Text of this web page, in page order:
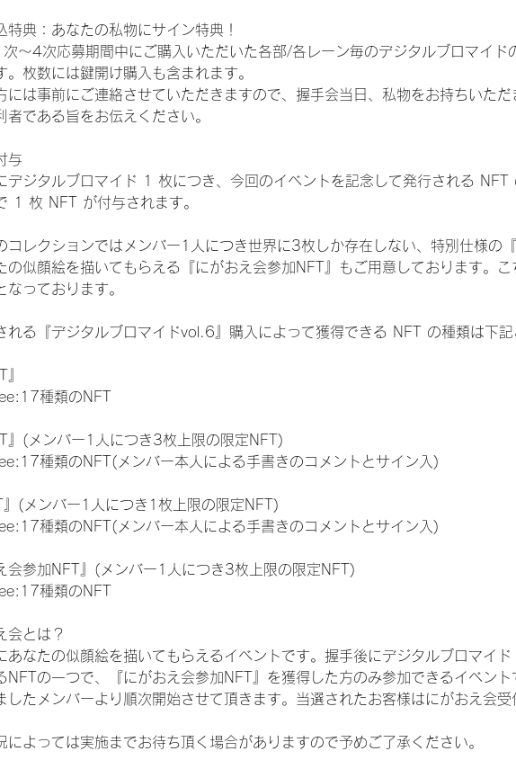
典：あなたの私物にサイン特典！
〜4次応募期間中にご購入いただいた各部/各レーン毎のデジタルブロマイド
。枚数には鍵開け購入も含まれます。
には事前にご連絡させていただきますので、握手会当日、私物をお持ちいた
者である旨をお伝えください。
与
デジタルブロマイド 1 枚につき、今回のイベントを記念して発行される NFT
1 枚 NFT が付与されます。
コレクションではメンバー1人につき世界に3枚しか存在しない、特別仕様の
の似顔絵を描いてもらえる『にがおえ会参加NFT』もご用意しております。
なっております。
れる『デジタルブロマイドvol.6』購入によって獲得できる NFT の種類は下記
』
種類のNFT
』(メンバー1人につき3枚上限の限定NFT)
種類のNFT(メンバー本人による手書きのコメントとサイン入)
』(メンバー1人につき1枚上限の限定NFT)
種類のNFT(メンバー本人による手書きのコメントとサイン入)
会参加NFT』(メンバー1人につき3枚上限の限定NFT)
種類のNFT
会とは？
あなたの似顔絵を描いてもらえるイベントです。握手後にデジタルブロマイ
NFTの一つで、『にがおえ会参加NFT』を獲得した方のみ参加できるイベン
したメンバーより順次開始させて頂きます。当選されたお客様はにがおえ会
よっては実施までお待ち頂く場合がありますので予めご了承ください。